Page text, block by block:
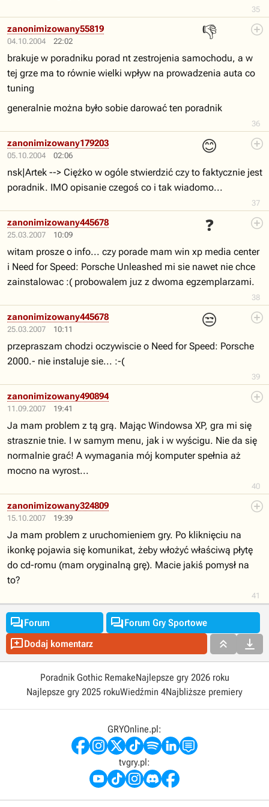
35
04.10.2004 22:02
👎
36
zanonimizowany55819
brakuje w poradniku porad nt zestrojenia samochodu, a w
tej grze ma to równie wielki wpływ na prowadzenia auta co
tuning
generalnie można było sobie darować ten poradnik
05.10.2004 02:06
😊
37
zanonimizowany179203
nsk|Artek --> Ciężko w ogóle stwierdzić czy to faktycznie jest
poradnik. IMO opisanie czegoś co i tak wiadomo...
25.03.2007 10:09
❓
38
zanonimizowany445678
witam prosze o info... czy porade mam win xp media center
i Need for Speed: Porsche Unleashed mi sie nawet nie chce
zainstalowac :( probowalem juz z dwoma egzemplarzami.
25.03.2007 10:11
😒
39
zanonimizowany445678
przepraszam chodzi oczywiscie o Need for Speed: Porsche
2000.- nie instaluje sie... :-(
11.09.2007 19:41
40
zanonimizowany490894
Ja mam problem z tą grą. Mając Windowsa XP, gra mi się
strasznie tnie. I w samym menu, jak i w wyścigu. Nie da się
normalnie grać! A wymagania mój komputer spełnia aż
mocno na wyrost...
15.10.2007 19:39
41
zanonimizowany324809
Ja mam problem z uruchomieniem gry. Po kliknięciu na
ikonkę pojawia się komunikat, żeby włożyć właściwą płytę
do cd-romu (mam oryginalną grę). Macie jakiś pomysł na
to?
Forum Forum Gry Sportowe
Dodaj komentarz  
Poradnik Gothic RemakeNajlepsze gry 2026 roku
Najlepsze gry 2025 rokuWiedźmin 4Najbliższe premiery
GRYOnline.pl:
tvgry.pl: